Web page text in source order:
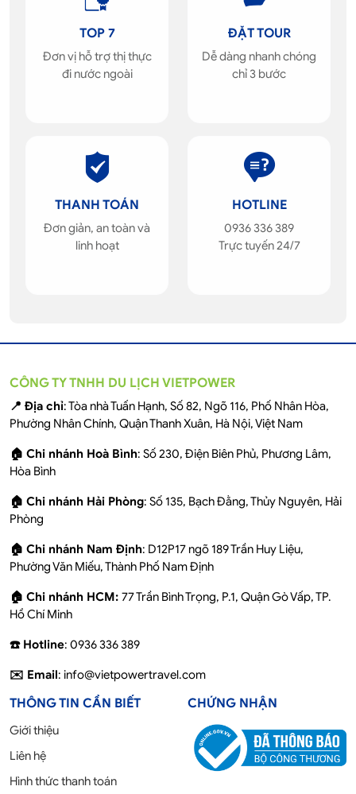
TOP 7
Đơn vị hỗ trợ thị thực
đi nước ngoài
ĐẶT TOUR
Dễ dàng nhanh chóng
chỉ 3 bước
THANH TOÁN
Đơn giản, an toàn và
linh hoạt
HOTLINE
0936 336 389
Trực tuyến 24/7
CÔNG TY TNHH DU LỊCH VIETPOWER
📍 Địa chỉ: Tòa nhà Tuấn Hạnh, Số 82, Ngõ 116, Phố Nhân Hòa,
Phường Nhân Chính, Quận Thanh Xuân, Hà Nội, Việt Nam
🏠 Chi nhánh Hoà Bình: Số 230, Điện Biên Phủ, Phương Lâm,
Hòa Bình
🏠 Chi nhánh Hải Phòng: Số 135, Bạch Đằng, Thủy Nguyên, Hải
Phòng
🏠 Chi nhánh Nam Định: D12P17 ngõ 189 Trần Huy Liệu,
Phường Văn Miếu, Thành Phố Nam Định
🏠 Chi nhánh HCM: 77 Trần Bình Trọng, P.1, Quận Gò Vấp, TP.
Hồ Chí Minh
☎️ Hotline: 0936 336 389
✉️ Email: info@vietpowertravel.com
THÔNG TIN CẦN BIẾT
Giới thiệu
Liên hệ
Hình thức thanh toán
CHỨNG NHẬN